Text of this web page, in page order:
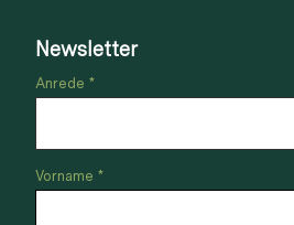
Newsletter
Anrede *
Vorname *